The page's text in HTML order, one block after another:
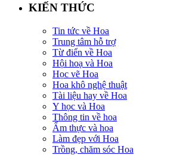
KIẾN THỨC
Tin tức về Hoa
Trung tâm hỗ trợ
Từ điển về Hoa
Hội hoạ và Hoa
Học vẽ Hoa
Hoa khô nghệ thuật
Tài liệu hay về Hoa
Y học và Hoa
Thông tin về hoa
Ẩm thực và hoa
Làm đẹp với Hoa
Trồng, chăm sóc Hoa